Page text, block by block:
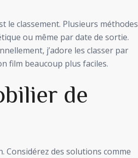
le classement. Plusieurs méthodes
ou même par date de sortie.
j’adore les classer par
film beaucoup plus faciles.
de
Considérez des solutions comme